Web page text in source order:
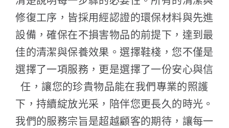
修復工序，皆採用經認證的環保材料與先進
設備，確保在不損害物品的前提下，達到最
佳的清潔與保養效果。選擇鞋棧，您不僅是
選擇了一項服務，更是選擇了一份安心與信
任，讓您的珍貴物品能在我們專業的照護
下，持續綻放光采，陪伴您更長久的時光。
我們的服務宗旨是超越顧客的期待，讓每一